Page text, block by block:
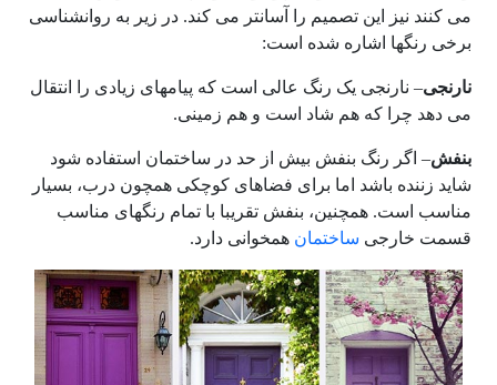
می کنند نیز این تصمیم را آسانتر می کند. در زیر به روانشناسی
برخی رنگها اشاره شده است:
نارنجی– نارنجی یک رنگ عالی است که پیامهای زیادی را انتقال
می دهد چرا
که هم شاد است و هم زمینی.
بنفش– اگر رنگ بنفش بیش از حد در ساختمان استفاده شود
شاید زننده باشد اما برای فضاهای کوچکی همچون درب، بسیار
مناسب است. همچنین، بنفش تقریبا با تمام رنگهای مناسب
قسمت خارجی ساختمان همخوانی دارد.